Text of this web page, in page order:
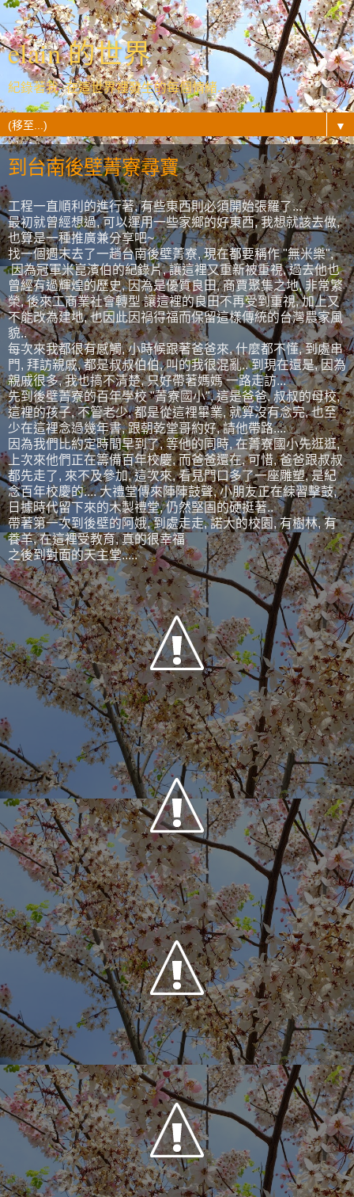
elain 的世界
紀錄著我- 在這世界裡發生的每個情緒...
▼
到台南後壁菁寮尋寶
工程一直順利的進行著, 有些東西則必須開始張羅了...
最初就曾經想過, 可以運用一些家鄉的好東西, 我想就該去做,
也算是一種推廣兼分享吧~
找一個週末去了一趟台南後壁菁寮, 現在都要稱作 "無米樂",
因為冠軍米崑濱伯的紀錄片, 讓這裡又重新被重視, 過去他也
曾經有過輝煌的歷史, 因為是優質良田, 商賈聚集之地, 非常繁
榮, 後來工商業社會轉型 讓這裡的良田不再受到重視, 加上又
不能改為建地, 也因此因禍得福而保留這樣傳統的台灣農家風
貌..
每次來我都很有感觸, 小時候跟著爸爸來, 什麼都不懂, 到處串
門, 拜訪親戚, 都是叔叔伯伯, 叫的我很混亂.. 到現在還是, 因為
親戚很多, 我也搞不清楚, 只好帶著媽媽 一路走訪...
先到後壁菁寮的百年學校 "菁寮國小", 這是爸爸, 叔叔的母校,
這裡的孩子, 不管老少, 都是從這裡畢業, 就算沒有念完, 也至
少在這裡念過幾年書, 跟朝乾堂哥約好, 請他帶路....
因為我們比約定時間早到了, 等他的同時, 在菁寮國小先逛逛,
上次來他們正在籌備百年校慶, 而爸爸還在, 可惜, 爸爸跟叔叔
都先走了, 來不及參加, 這次來, 看見門口多了一座雕塑, 是紀
念百年校慶的.... 大禮堂傳來陣陣鼓聲, 小朋友正在練習擊鼓,
日據時代留下來的木製禮堂, 仍然堅固的硬挺著..
帶著第一次到後壁的阿娥, 到處走走, 諾大的校園, 有樹林, 有
養羊, 在這裡受教育, 真的很幸福
之後到對面的天主堂.....